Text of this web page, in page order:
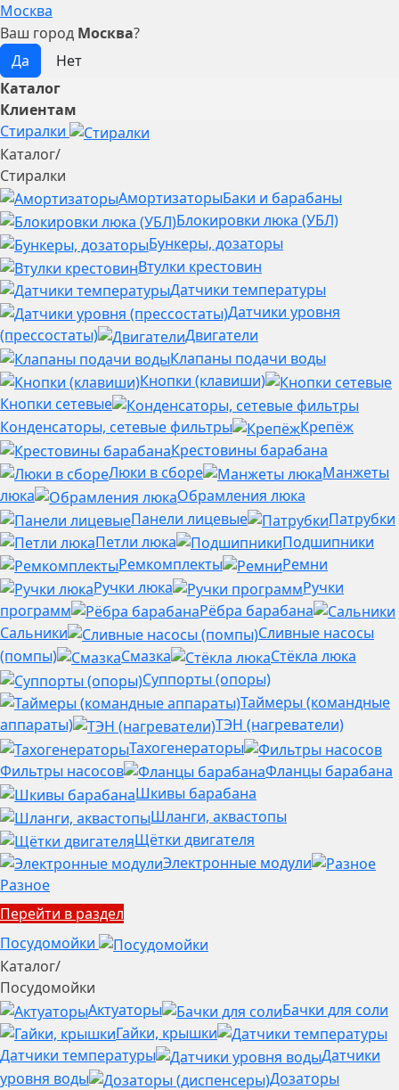
Москва
Ваш город Москва?
Каталог
Клиентам
Стиралки
Каталог/
Стиралки
АмортизаторыБаки и барабаны
Блокировки люка (УБЛ)
Бункеры, дозаторы
Втулки крестовин
Датчики температуры
Датчики уровня
(прессостаты)
Двигатели
Клапаны подачи воды
Кнопки (клавиши)
Кнопки сетевые
Конденсаторы, сетевые фильтры
Крепёж
Крестовины барабана
Люки в сборе
Манжеты
люка
Обрамления люка
Панели лицевые
Патрубки
Петли люка
Подшипники
Ремкомплекты
Ремни
Ручки люка
Ручки
программ
Рёбра барабана
Сальники
Сливные насосы
(помпы)
Смазка
Стёкла люка
Суппорты (опоры)
Таймеры (командные
аппараты)
ТЭН (нагреватели)
Тахогенераторы
Фильтры насосов
Фланцы барабана
Шкивы барабана
Шланги, аквастопы
Щётки двигателя
Электронные модули
Разное
Перейти в раздел
Посудомойки
Каталог/
Посудомойки
Актуаторы
Бачки для соли
Гайки, крышки
Датчики температуры
Датчики
уровня воды
Дозаторы